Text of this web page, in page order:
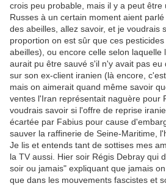
crois peu probable, mais il y a peut être
Russes à un certain moment aient
des abeilles, allez savoir, et je voudrais
proportion on est sûr que ces
abeilles), ou encore celle selon laquelle
aurait pu être sauvé s'il n'y avait pas
sur son ex-client iranien (là encore,
mais on aimerait quand même savoir
ventes l'Iran représentait naguère pour
voudrais savoir si l'offre de reprise
écartée par Fabius pour cause
sauver la raffinerie de Seine-Maritime,
Je lis et entends tant de sottises mes
la TV aussi. Hier soir Régis Debray qui
soir ou jamais" expliquant que jamais
que dans les mouvements fascistes et